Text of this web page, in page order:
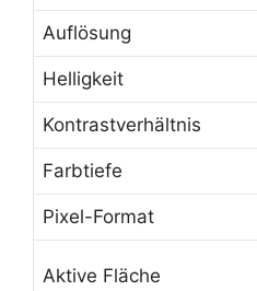
Auflösung
Helligkeit
Kontrastverhältnis
Farbtiefe
Pixel-Format
Aktive Fläche